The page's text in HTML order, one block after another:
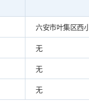
六安市叶集区西
无
无
无